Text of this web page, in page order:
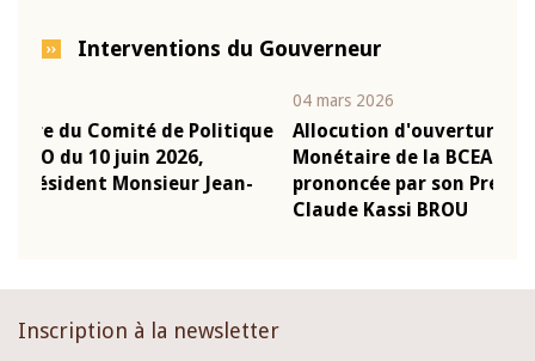
Interventions du Gouverneur
Allocution d'ouverture du Comité de Politique
Monétaire de la BCEAO du 4 mars 2026,
prononcée par son Président Monsieur Jean-
Inscription à la newsletter